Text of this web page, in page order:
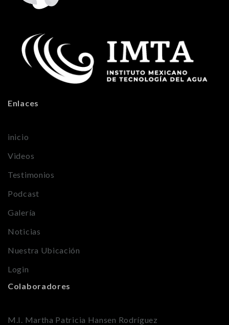
Enlaces
inicio
Videos
Testimonios
Podcast
Galería
Noticias
Nuestra Ubicación
Login
Colaboradores
M.I. Martha Patricia Hansen Rodríguez